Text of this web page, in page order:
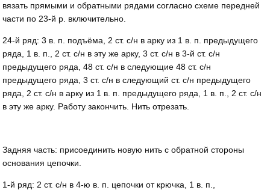
вязать прямыми и обратны­ми рядами согласно схеме передней
части по 23-й р. включительно.
24-й ряд: 3 в. п. подъёма, 2 ст. с/н в арку из 1 в. п. предыдущего
ряда, 1 в. п., 2 ст. с/н в эту же арку, 3 ст. с/н в 3-й ст. с/н
предыдущего ряда, 48 ст. с/н в следующие 48 ст. с/н
предыдущего ряда, 3 ст. с/н в следующий ст. с/н предыдущего
ряда, 2 ст. с/н в арку из 1 в. п. предыдущего ряда, 1 в. п., 2 ст. с/н
в эту же арку. Работу закончить. Нить отрезать.
Задняя часть: присоединить новую нить с обратной стороны
основания цепочки.
1-й ряд: 2 ст. с/н в 4-ю в. п. цепочки от крючка, 1 в. п.,